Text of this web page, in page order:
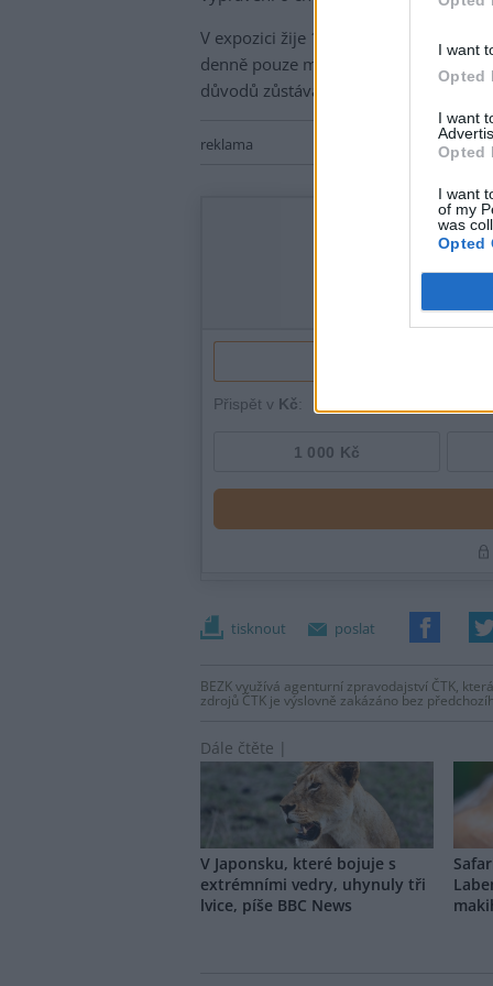
I want
Opted
I want
Opted
I want
of my
was
Opted
V expozici žije 11 lemurů kata, dva
denně pouze mezi 14:00 a 15:00. V
důvodů zůstává expozice zavřená.
reklama
tisknout poslat
BEZK využívá agenturní zpravodajství ČTK,
zdrojů ČTK je výslovně zakázáno bez
Dále čtěte |
V Japonsku, které bojuje s
extrémními vedry, uhynuly tři
lvice, píše BBC News